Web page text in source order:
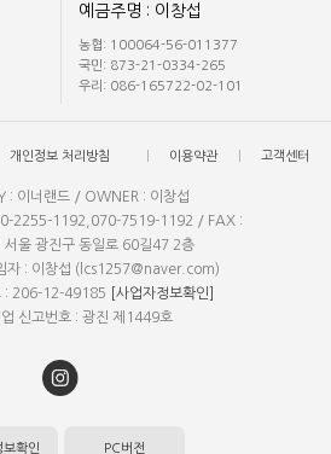
예금주명 : 이창섭
농협: 100064-56-011377
국민: 873-21-0334-265
우리: 086-165722-02-101
개인정보 처리방침 이용약관 고객센터
: 이너랜드 / OWNER : 이창섭
2255-1192,070-7519-1192 / FAX :
서울 광진구 동일로 60길47 2층
자 : 이창섭 (lcs1257@naver.com)
: 206-12-49185
[사업자정보확인]
신고번호 : 광진 제1449호
보확인 PC버전